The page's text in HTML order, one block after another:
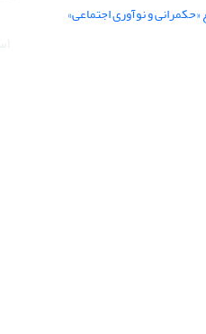
و نوآوری اجتماعی»